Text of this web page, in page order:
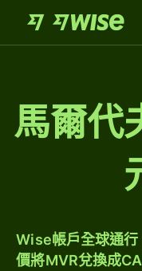
馬爾代
Wise帳戶全球通行
價將MVR兌換成